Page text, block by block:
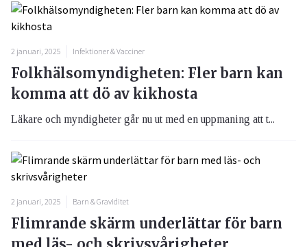
2 januari, 2025 Infektioner & Vacciner
Folkhälsomyndigheten: Fler barn kan
komma att dö av kikhosta
Läkare och myndigheter går nu ut med en uppmaning att t...
2 januari, 2025 Barn & Graviditet
Flimrande skärm underlättar för barn